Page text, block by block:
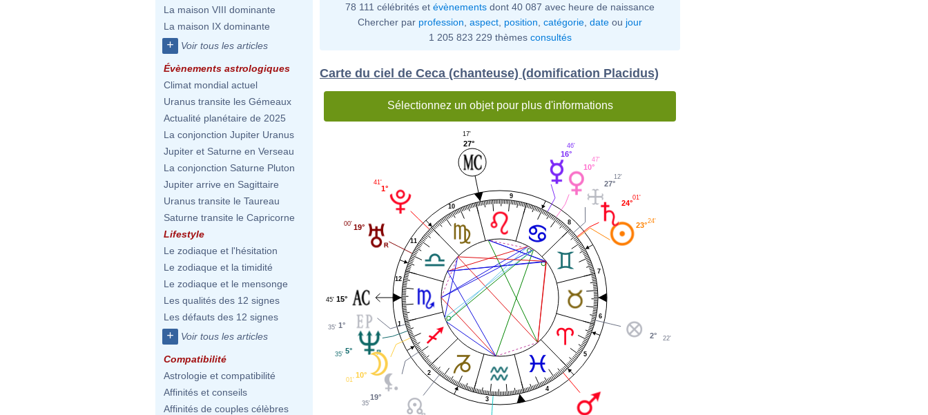
La maison VIII dominante
La maison IX dominante
+ Voir tous les articles
Évènements astrologiques
Climat mondial actuel
Uranus transite les Gémeaux
Actualité planétaire de 2025
La conjonction Jupiter Uranus
Jupiter et Saturne en Verseau
La conjonction Saturne Pluton
Jupiter arrive en Sagittaire
Uranus transite le Taureau
Saturne transite le Capricorne
Lifestyle
Le zodiaque et l'hésitation
Le zodiaque et la timidité
Le zodiaque et le mensonge
Les qualités des 12 signes
Les défauts des 12 signes
+ Voir tous les articles
Compatibilité
Astrologie et compatibilité
Affinités et conseils
Affinités de couples célèbres
78 111 célébrités et évènements dont 40 087 avec heure de naissance
Chercher par profession aspect position catégorie date ou jour
1 205 823 229 thèmes consultés
Carte du ciel de Ceca (chanteuse) (domification Placidus)
Sélectionnez un objet pour plus d'informations
1
2
3
4
5
6
7
8
9
10
11
12
23°
24'
24°
01'
27°
12'
10°
47'
16°
46'
27°
17'
1°
41'
19°
00'
15°
45'
1°
35'
5°
35'
10°
01'
19°
35'
2° 22'